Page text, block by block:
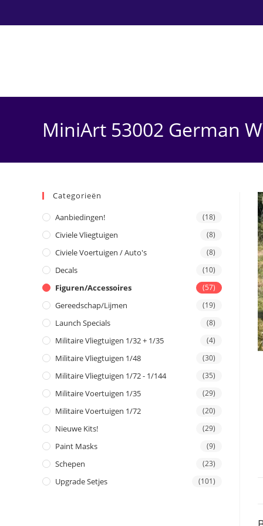
MiniArt 53002 German
Categorieën
Aanbiedingen! (18)
Civiele Vliegtuigen (8)
Civiele Voertuigen / Auto's (8)
Decals (10)
Figuren/Accessoires (57)
Gereedschap/Lijmen (19)
Launch Specials (8)
Militaire Vliegtuigen 1/32 + 1/35 (4)
Militaire Vliegtuigen 1/48 (30)
Militaire Vliegtuigen 1/72 - 1/144 (35)
Militaire Voertuigen 1/35 (29)
Militaire Voertuigen 1/72 (20)
Nieuwe Kits! (29)
Paint Masks (9)
Schepen (23)
Upgrade Setjes (101)